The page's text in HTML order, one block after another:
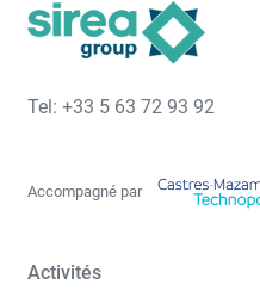
Tel: +33 5 63 72 93 92
Accompagné par
Activités